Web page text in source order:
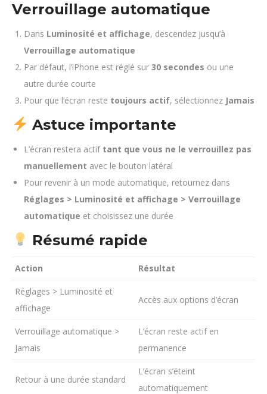
Verrouillage automatique
Dans Luminosité et affichage, descendez jusqu’à
Verrouillage automatique
Par défaut, l’iPhone est réglé sur 30 secondes ou une
autre durée courte
Pour que l’écran reste toujours actif, sélectionnez Jamais
Astuce importante
L’écran restera actif tant que vous ne le verrouillez pas
manuellement avec le bouton latéral
Pour revenir à un mode automatique, retournez dans
Réglages > Luminosité et affichage > Verrouillage
automatique et choisissez une durée
Résumé rapide
Action Résultat
Réglages > Luminosité et
affichage
Accès aux options d’écran
Verrouillage automatique >
Jamais
L’écran reste actif en
permanence
Retour à une durée standard
L’écran s’éteint
automatiquement